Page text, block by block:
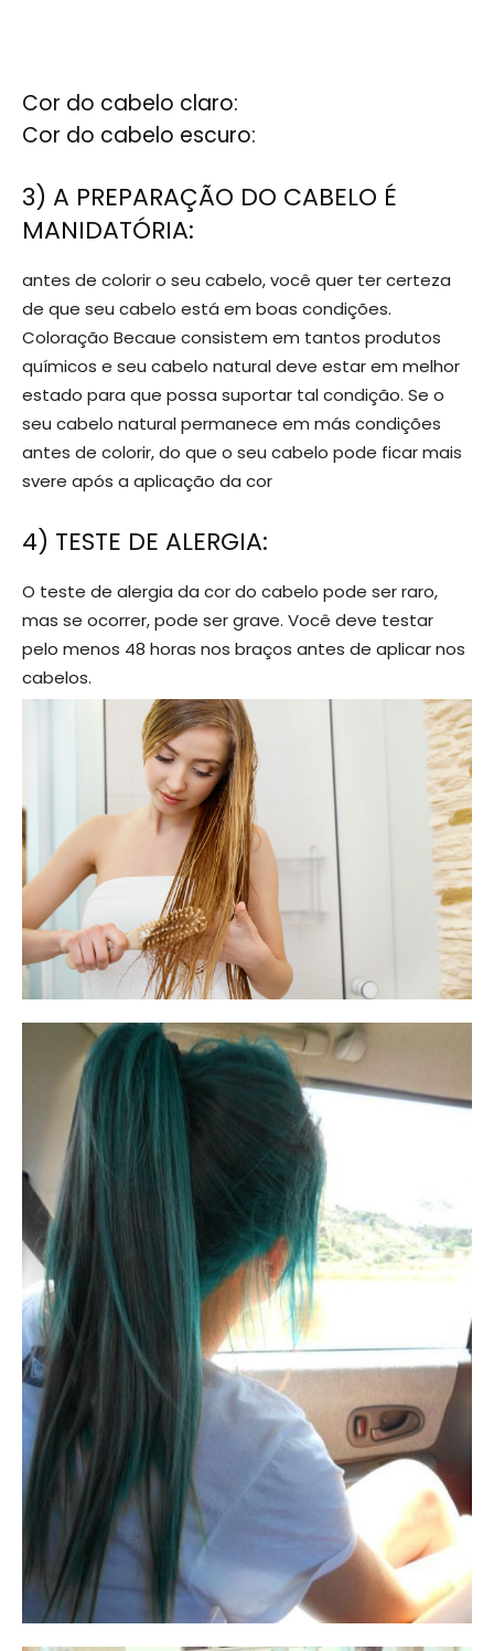
Cor do cabelo claro:
Cor do cabelo escuro:
3) A PREPARAÇÃO DO CABELO É
MANIDATÓRIA:
antes de colorir o seu cabelo, você quer ter certeza
de que seu cabelo está em boas condições.
Coloração Becaue consistem em tantos produtos
químicos e seu cabelo natural deve estar em melhor
estado para que possa suportar tal condição. Se o
seu cabelo natural permanece em más condições
antes de colorir, do que o seu cabelo pode ficar mais
svere após a aplicação da cor
4) TESTE DE ALERGIA:
O teste de alergia da cor do cabelo pode ser raro,
mas se ocorrer, pode ser grave. Você deve testar
pelo menos 48 horas nos braços antes de aplicar nos
cabelos.